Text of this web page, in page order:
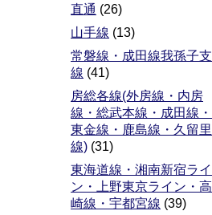
直通 (26)
山手線 (13)
常磐線・成田線我孫子支
線 (41)
房総各線(外房線・内房
線・総武本線・成田線・
東金線・鹿島線・久留里
線) (31)
東海道線・湘南新宿ライ
ン・上野東京ライン・高
崎線・宇都宮線 (39)